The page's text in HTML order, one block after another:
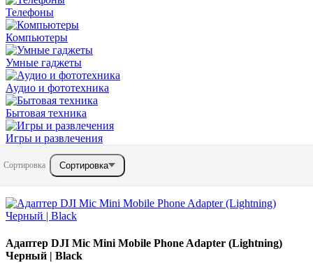
Телефоны
Компьютеры
Умные гаджеты
Аудио и фототехника
Бытовая техника
Игры и развлечения
Сортировка Сортировка
Адаптер DJI Mic Mini Mobile Phone Adapter (Lightning)
Черный | Black